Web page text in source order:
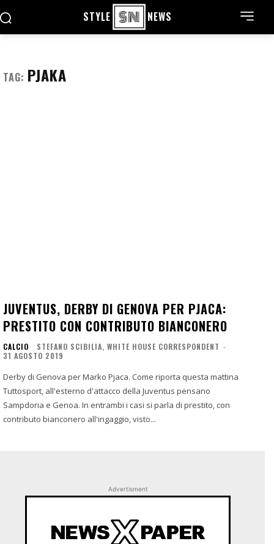
STYLE NEWS
TAG: PJAKA
JUVENTUS, DERBY DI GENOVA PER PJACA:
PRESTITO CON CONTRIBUTO BIANCONERO
CALCIO STEFANO SCIBILIA, WHITE HOUSE CORRESPONDENT -
31 AGOSTO 2019
Derby di Genova per Marko Pjaca. Come riporta questa mattina
Tuttosport, all'esterno d'attacco della Juventus pensano
Sampdoria e Genoa. In entrambi i casi si parla di prestito, con
contributo bianconero all'ingaggio, visto...
Advertisment